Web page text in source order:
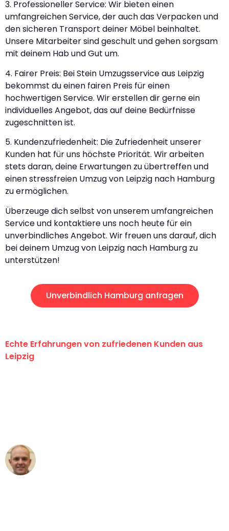
3. Professioneller Service: Wir bieten einen
umfangreichen Service, der auch das Verpacken und
den sicheren Transport deiner Möbel beinhaltet.
Unsere Mitarbeiter sind geschult und gehen sorgsam
mit deinem Hab und Gut um.
4. Fairer Preis: Bei Stein Umzugsservice aus Leipzig
bekommst du einen fairen Preis für einen
hochwertigen Service. Wir erstellen dir gerne ein
individuelles Angebot, das auf deine Bedürfnisse
zugeschnitten ist.
5. Kundenzufriedenheit: Die Zufriedenheit unserer
Kunden hat für uns höchste Priorität. Wir arbeiten
stets daran, deine Erwartungen zu übertreffen und
einen stressfreien Umzug von Leipzig nach Hamburg
zu ermöglichen.
Überzeuge dich selbst von unserem umfangreichen
Service und kontaktiere uns noch heute für ein
unverbindliches Angebot. Wir freuen uns darauf, dich
bei deinem Umzug von Leipzig nach Hamburg zu
unterstützen!
Unverbindlich Hamburg anfragen
Echte Erfahrungen von zufriedenen Kunden aus
Leipzig